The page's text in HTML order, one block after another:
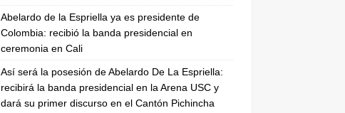
Abelardo de la Espriella ya es presidente de
Colombia: recibió la banda presidencial en
ceremonia en Cali
Así será la posesión de Abelardo De La Espriella:
recibirá la banda presidencial en la Arena USC y
dará su primer discurso en el Cantón Pichincha